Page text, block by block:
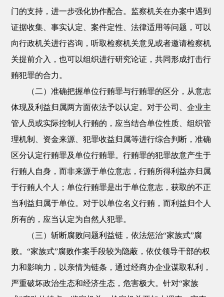
门的支持，进一步强化协作配合。监察机关在办案中遇到
证据收集、事实认定、案件定性、法律适用等问题，可以
向行政机关进行咨询，听取检察机关意见或者邀请检察机
关提前介入，也可以组织进行研究论证，共同形成打击行
贿犯罪的合力。
（二）准确把握单位行贿罪与行贿罪的区分，从意志
体现及利益归属两方面依法予以认定。对于公司、企业主
管人员或实际控制人行贿的，应当结合单位性质、组织管
理机制、资金来源、犯罪收益归属等进行综合判断，准确
区分认定行贿罪及单位行贿罪。行贿罪的犯罪故意产生于
行贿人自身，而非来源于单位意志，行贿所得利益亦归属
于行贿人个人；单位行贿罪是出于单位意志，获取的不正
当利益归属于单位。对于以单位名义行贿，而利益归个人
所有的，应当认定为自然人犯罪。
（三）斩断腐败问题利益链，依法惩治“家族式”腐
败。“家族式”腐败作案手段较为隐蔽，依仗领导干部的权
力和影响力，以亲情为链条，通过经商办企业谋取私利，
严重破坏政治生态和经济生态，危害极大。针对“家族